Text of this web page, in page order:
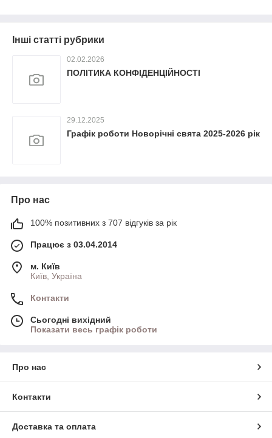
Інші статті рубрики
02.02.2026
ПОЛІТИКА КОНФІДЕНЦІЙНОСТІ
29.12.2025
Графік роботи Новорічні свята 2025-2026 рік
Про нас
100% позитивних з 707 відгуків за рік
Працює з 03.04.2014
м. Київ
Київ, Україна
Контакти
Сьогодні вихідний
Показати весь графік роботи
Про нас
Контакти
Доставка та оплата